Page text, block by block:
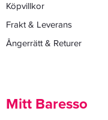
Köpvillkor
Frakt & Leverans
Ångerrätt & Returer
Mitt Baresso